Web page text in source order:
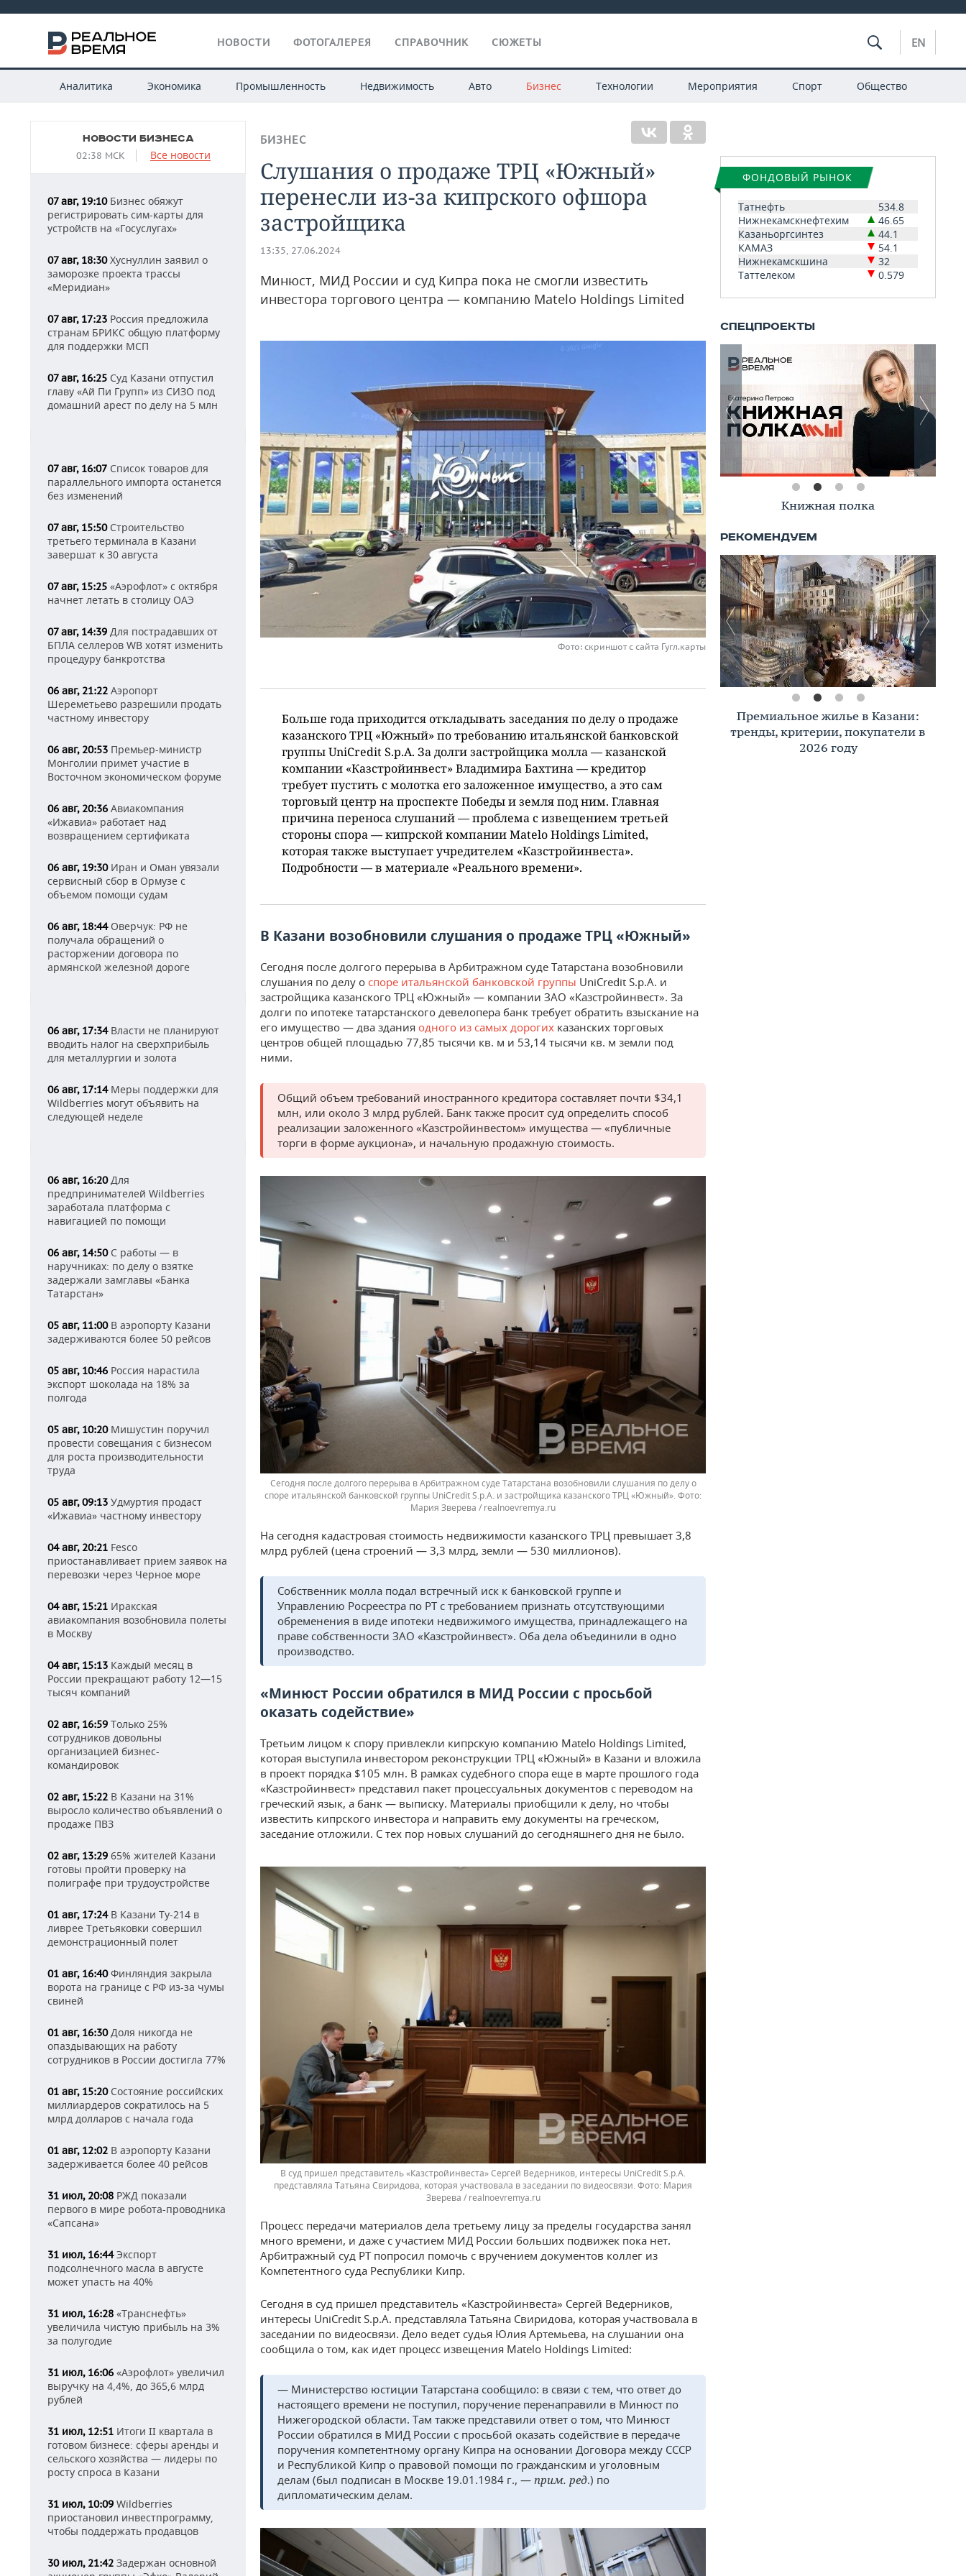
НОВОСТИ ФОТОГАЛЕРЕЯ СПРАВОЧНИК СЮЖЕТЫ EN
Аналитика Экономика Промышленность Недвижимость Авто Бизнес Технологии Мероприятия Спорт Общество
НОВОСТИ БИЗНЕСА
02:38 МСК Все новости
07 авг, 19:10Бизнес обяжут
регистрировать сим-карты для
устройств на «Госуслугах»
07 авг, 18:30Хуснуллин заявил о
заморозке проекта трассы
«Меридиан»
07 авг, 17:23 Россия предложила
странам БРИКС общую платформу
для поддержки МСП
07 авг, 16:25 Суд Казани отпустил
главу «Ай Пи Групп» из СИЗО под
домашний арест по делу на 5 млн
07 авг, 16:07 Список товаров для
параллельного импорта останется
без изменений
07 авг, 15:50Строительство
третьего терминала в Казани
завершат к 30 августа
07 авг, 15:25 «Аэрофлот» с октября
начнет летать в столицу ОАЭ
07 авг, 14:39 Для пострадавших от
БПЛА селлеров WB хотят изменить
процедуру банкротства
06 авг, 21:22 Аэропорт
Шереметьево разрешили продать
частному инвестору
06 авг, 20:53 Премьер-министр
Монголии примет участие в
Восточном экономическом форуме
06 авг, 20:36 Авиакомпания
«Ижавиа» работает над
возвращением сертификата
06 авг, 19:30Иран и Оман увязали
сервисный сбор в Ормузе с
объемом помощи судам
06 авг, 18:44Оверчук: РФ не
получала обращений о
расторжении договора по
армянской железной дороге
06 авг, 17:34Власти не планируют
вводить налог на сверхприбыль
для металлургии и золота
06 авг, 17:14Меры поддержки для
Wildberries могут объявить на
следующей неделе
06 авг, 16:20Для
предпринимателей Wildberries
заработала платформа с
навигацией по помощи
06 авг, 14:50С работы — в
наручниках: по делу о взятке
задержали замглавы «Банка
Татарстан»
05 авг, 11:00В аэропорту Казани
задерживаются более 50 рейсов
05 авг, 10:46 Россия нарастила
экспорт шоколада на 18% за
полгода
05 авг, 10:20Мишустин поручил
провести совещания с бизнесом
для роста производительности
труда
05 авг, 09:13 Удмуртия продаст
«Ижавиа» частному инвестору
04 авг, 20:21 Fesco
приостанавливает прием заявок на
перевозки через Черное море
04 авг, 15:21 Иракская
авиакомпания возобновила полеты
в Москву
04 авг, 15:13 Каждый месяц в
России прекращают работу 12—15
тысяч компаний
02 авг, 16:59 Только 25%
сотрудников довольны
организацией бизнес-
командировок
02 авг, 15:22 В Казани на 31%
выросло количество объявлений о
продаже ПВЗ
02 авг, 13:29 65% жителей Казани
готовы пройти проверку на
полиграфе при трудоустройстве
01 авг, 17:24В Казани Ту-214 в
ливрее Третьяковки совершил
демонстрационный полет
01 авг, 16:40Финляндия закрыла
ворота на границе с РФ из-за чумы
свиней
01 авг, 16:30Доля никогда не
опаздывающих на работу
сотрудников в России достигла 77%
01 авг, 15:20Состояние российских
миллиардеров сократилось на 5
млрд долларов с начала года
01 авг, 12:02 В аэропорту Казани
задерживается более 40 рейсов
31 июл, 20:08 РЖД показали
первого в мире робота-проводника
«Сапсана»
31 июл, 16:44Экспорт
подсолнечного масла в августе
может упасть на 40%
31 июл, 16:28 «Транснефть»
увеличила чистую прибыль на 3%
за полугодие
31 июл, 16:06 «Аэрофлот» увеличил
выручку на 4,4%, до 365,6 млрд
рублей
31 июл, 12:51 Итоги II квартала в
готовом бизнесе: сферы аренды и
сельского хозяйства — лидеры по
росту спроса в Казани
31 июл, 10:09 Wildberries
приостановил инвестпрограмму,
чтобы поддержать продавцов
30 июл, 21:42 Задержан основной
БИЗНЕС
Слушания о продаже ТРЦ «Южный»
перенесли из-за кипрского офшора
застройщика
13:35, 27.06.2024
Минюст, МИД России и суд Кипра пока не смогли известить
инвестора торгового центра — компанию Matelo Holdings Limited
Фото: скриншот с сайта Гугл.карты
Больше года приходится откладывать заседания по делу о продаже
казанского ТРЦ «Южный» по требованию итальянской банковской
группы UniCredit S.p.A. За долги застройщика молла — казанской
компании «Казстройинвест» Владимира Бахтина — кредитор
требует пустить с молотка его заложенное имущество, а это сам
торговый центр на проспекте Победы и земля под ним. Главная
причина переноса слушаний — проблема с извещением третьей
стороны спора — кипрской компании Matelo Holdings Limited,
которая также выступает учредителем «Казстройинвеста».
Подробности — в материале «Реального времени».
В Казани возобновили слушания о продаже ТРЦ «Южный»
Сегодня после долгого перерыва в Арбитражном суде Татарстана возобновили
слушания по делу о споре итальянской банковской группы UniCredit S.p.A. и
застройщика казанского ТРЦ «Южный» — компании ЗАО «Казстройинвест». За
долги по ипотеке татарстанского девелопера банк требует обратить взыскание на
его имущество — два здания одного из самых дорогих казанских торговых
центров общей площадью 77,85 тысячи кв. м и 53,14 тысячи кв. м земли под
ними.
Общий объем требований иностранного кредитора составляет почти $34,1
млн, или около 3 млрд рублей. Банк также просит суд определить способ
реализации заложенного «Казстройинвестом» имущества — «публичные
торги в форме аукциона», и начальную продажную стоимость.
Сегодня после долгого перерыва в Арбитражном суде Татарстана возобновили слушания по делу о
споре итальянской банковской группы UniCredit S.p.A. и застройщика казанского ТРЦ «Южный».
Мария Зверева / realnoevremya.ru
На сегодня кадастровая стоимость недвижимости казанского ТРЦ превышает 3,8
млрд рублей (цена строений — 3,3 млрд, земли — 530 миллионов).
Собственник молла подал встречный иск к банковской группе и
Управлению Росреестра по РТ с требованием признать отсутствующими
обременения в виде ипотеки недвижимого имущества, принадлежащего на
праве собственности ЗАО «Казстройинвест». Оба дела объединили в одно
производство.
«Минюст России обратился в МИД России с просьбой
оказать содействие»
Третьим лицом к спору привлекли кипрскую компанию Matelo Holdings Limited,
которая выступила инвестором реконструкции ТРЦ «Южный» в Казани и вложила
в проект порядка $105 млн. В рамках судебного спора еще в марте прошлого года
«Казстройинвест» представил пакет процессуальных документов с переводом на
греческий язык, а банк — выписку. Материалы приобщили к делу, но чтобы
известить кипрского инвестора и направить ему документы на греческом,
заседание отложили. С тех пор новых слушаний до сегодняшнего дня не было.
В суд пришел представитель «Казстройинвеста» Сергей Ведерников, интересы UniCredit S.p.A.
представляла Татьяна Свиридова, которая участвовала в заседании по видеосвязи.
Мария
Зверева / realnoevremya.ru
Процесс передачи материалов дела третьему лицу за пределы государства занял
много времени, и даже с участием МИД России больших подвижек пока нет.
Арбитражный суд РТ попросил помочь с вручением документов коллег из
Компетентного суда Республики Кипр.
Сегодня в суд пришел представитель «Казстройинвеста» Сергей Ведерников,
интересы UniCredit S.p.A. представляла Татьяна Свиридова, которая участвовала в
заседании по видеосвязи. Дело ведет судья Юлия Артемьева, на слушании она
сообщила о том, как идет процесс извещения Matelo Holdings Limited:
— Министерство юстиции Татарстана сообщило: в связи с тем, что ответ до
настоящего времени не поступил, поручение перенаправили в Минюст по
Нижегородской области. Там также представили ответ о том, что Минюст
России обратился в МИД России с просьбой оказать содействие в передаче
поручения компетентному органу Кипра на основании Договора между СССР
и Республикой Кипр о правовой помощи по гражданским и уголовным
делам (был подписан в Москве 19.01.1984 г., — прим. ред.) по
дипломатическим делам.
ФОНДОВЫЙ РЫНОК
Татнефть
534.8
Нижнекамскнефтехим
46.65
Казаньоргсинтез
44.1
КАМАЗ
54.1
Нижнекамскшина
32
Таттелеком
0.579
Книжная полка
Премиальное жилье в Казани:
тренды, критерии, покупатели в
2026 году